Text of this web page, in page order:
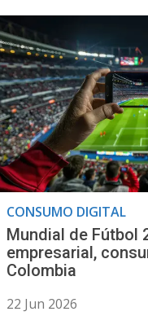
CONSUMO DIGITAL
Mundial de Fútbol
empresarial,
Colombia
22 Jun 2026